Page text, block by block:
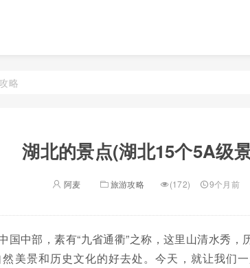
略
湖北的景点(湖北15个5A级
阿麦 旅游攻略 (172) 9个月前
国中部，素有“九省通衢”之称，这里山清水秀，
美景和历史文化的好去处。今天，就让我们